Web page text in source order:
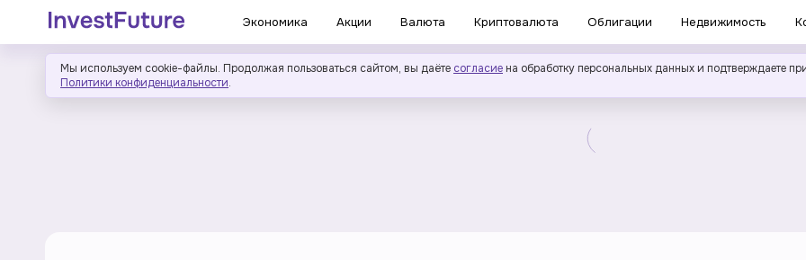
Экономика Акции Валюта Криптовалюта Облигации Недвижимость
Мы используем cookie-файлы. Продолжая пользоваться сайтом, вы даёте согласие на обработку персональных данных и подтверждаете
Политики конфиденциальности.